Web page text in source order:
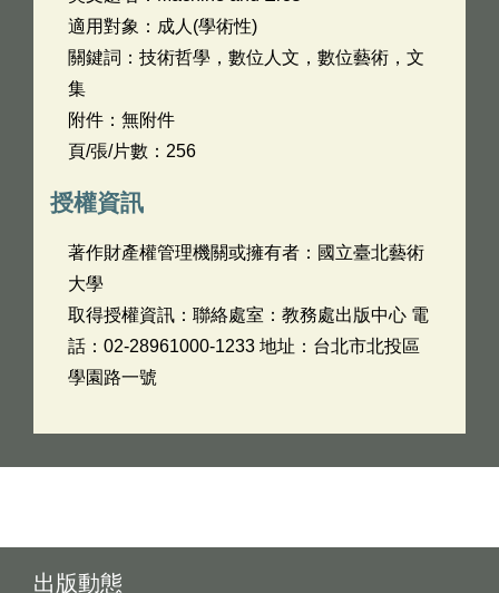
適用對象：成人(學術性)
關鍵詞：技術哲學，數位人文，數位藝術，文
集
附件：無附件
頁/張/片數：256
授權資訊
著作財產權管理機關或擁有者：國立臺北藝術
大學
取得授權資訊：聯絡處室：教務處出版中心 電
話：02-28961000-1233 地址：台北市北投區
學園路一號
出版動態